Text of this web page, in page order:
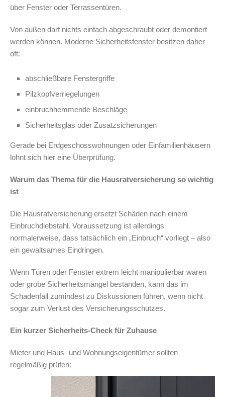
über Fenster oder Terrassentüren.
Von außen darf nichts einfach abgeschraubt oder demontiert
werden können. Moderne Sicherheitsfenster besitzen daher
oft:
abschließbare Fenstergriffe
Pilzkopfverriegelungen
einbruchhemmende Beschläge
Sicherheitsglas oder Zusatzsicherungen
Gerade bei Erdgeschosswohnungen oder Einfamilienhäusern
lohnt sich hier eine Überprüfung.
Warum das Thema für die Hausratversicherung so wichtig
ist
Die Hausratversicherung ersetzt Schäden nach einem
Einbruchdiebstahl. Voraussetzung ist allerdings
normalerweise, dass tatsächlich ein „Einbruch“ vorliegt – also
ein gewaltsames Eindringen.
Wenn Türen oder Fenster extrem leicht manipulierbar waren
oder grobe Sicherheitsmängel bestanden, kann das im
Schadenfall zumindest zu Diskussionen führen, wenn nicht
sogar zum Verlust des Versicherungsschutzes.
Ein kurzer Sicherheits-Check für Zuhause
Mieter und Haus- und Wohnungseigentümer sollten
regelmäßig prüfen: